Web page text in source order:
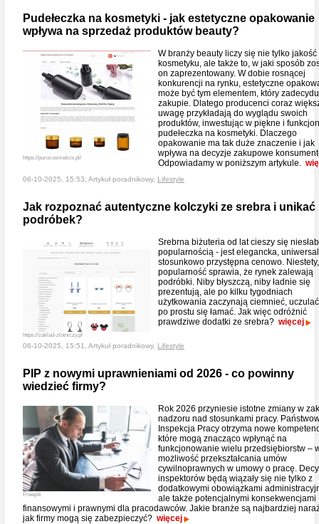
Pudełeczka na kosmetyki - jak estetyczne opakowanie
wpływa na sprzedaż produktów beauty?
https://purocosmetics.pl/
W branży beauty liczy się nie tylko jakość
kosmetyku, ale także to, w jaki sposób
on zaprezentowany. W dobie rosnącej
konkurencji na rynku, estetyczne
może być tym elementem, który
zakupie. Dlatego producenci coraz
uwagę przykładają do wyglądu swoich
produktów, inwestując w piękne i
pudełeczka na kosmetyki. Dlaczego
opakowanie ma tak duże znaczenie i jak
wpływa na decyzje zakupowe
Odpowiadamy w poniższym artykule.
06-10-2025, 15:53, Artykuł poradnikowy, Lifestyle
Jak rozpoznać autentyczne kolczyki ze srebra i unikać
podróbek?
https://zaklad-zlotniczy.pl
Srebrna biżuteria od lat cieszy się
popularnością - jest elegancka,
stosunkowo przystępna cenowo.
popularność sprawia, że rynek zalewają
podróbki. Niby błyszczą, niby ładnie się
prezentują, ale po kilku tygodniach
użytkowania zaczynają ciemnieć,
po prostu się łamać. Jak więc odróżnić
prawdziwe dodatki ze srebra? więcej
06-10-2025, 15:51, Artykuł poradnikowy, Lifestyle
PIP z nowymi uprawnieniami od 2026 - co powinny
wiedzieć firmy?
Freepik
Rok 2026 przyniesie istotne zmiany w
nadzoru nad stosunkami pracy.
Inspekcja Pracy otrzyma nowe
które mogą znacząco wpłynąć na
funkcjonowanie wielu przedsiębiorstw –
możliwość przekształcania umów
cywilnoprawnych w umowy o pracę.
inspektorów będą wiązały się nie tylko z
dodatkowymi obowiązkami
ale także potencjalnymi konsekwencjami
finansowymi i prawnymi dla pracodawców. Jakie branże są najbardziej
jak firmy mogą się zabezpieczyć? więcej